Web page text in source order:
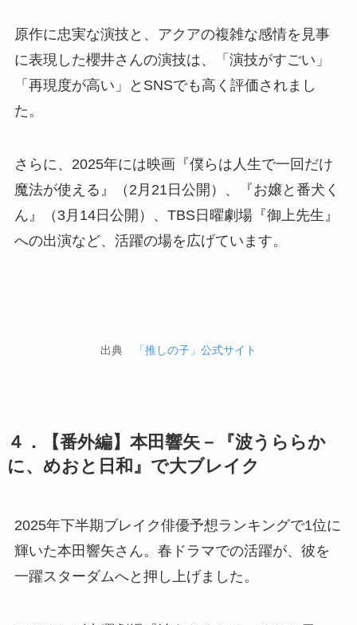
原作に忠実な演技と、アクアの複雑な感情を見事
に表現した櫻井さんの演技は、「演技がすごい」
「再現度が高い」とSNSでも高く評価されまし
た。
さらに、2025年には映画『僕らは人生で一回だけ
魔法が使える』（2月21日公開）、『お嬢と番犬く
ん』（3月14日公開）、TBS日曜劇場『御上先生』
への出演など、活躍の場を広げています。
出典 「推しの子」公式サイト
４．【番外編】本田響矢－『波うららか
に、めおと日和』で大ブレイク
2025年下半期ブレイク俳優予想ランキングで1位に
輝いた本田響矢さん。春ドラマでの活躍が、彼を
一躍スターダムへと押し上げました。